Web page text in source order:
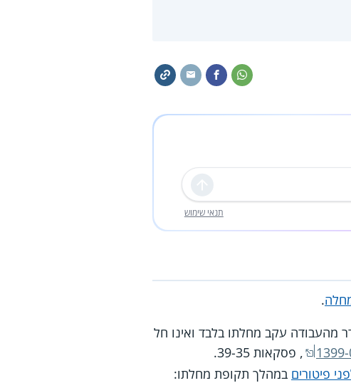
שליחה
תנאי שימוש
.
מהעבודה עקב מחלתו בלבד ואינו חל
, פסקאות 39-35.
פיטורים במהלך תקופת מחלתו: